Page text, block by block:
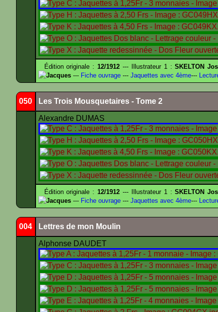
Édition originale :12/1912 --- Illustrateur 1 :SKELTON
Jacques --- Fiche ouvrage --- Jaquettes avec 4ème---
050 Les Trois Mousquetaires - Tome 2
Alexandre DUMAS
Édition originale :12/1912 --- Illustrateur 1 :SKELTON
Jacques --- Fiche ouvrage --- Jaquettes avec 4ème---
004 Lettres de mon Moulin
Alphonse DAUDET